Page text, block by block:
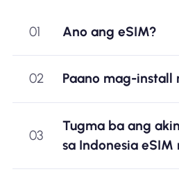
01 Ano ang eSIM?
02 Paano mag-install
03
Tugma ba ang
sa Indonesia eSIM